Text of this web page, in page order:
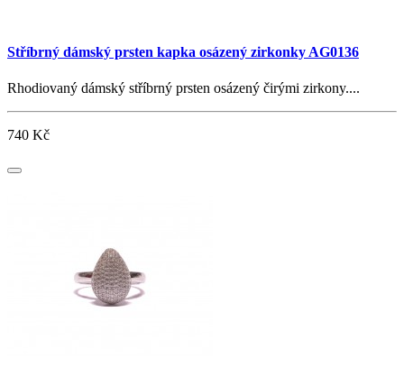
Stříbrný dámský prsten kapka osázený zirkonky AG0136
Rhodiovaný dámský stříbrný prsten osázený čirými zirkony....
740 Kč